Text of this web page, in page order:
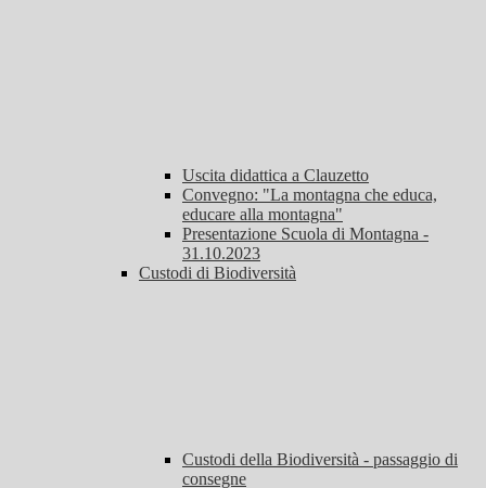
Uscita didattica a Clauzetto
Convegno: "La montagna che educa,
educare alla montagna"
Presentazione Scuola di Montagna -
31.10.2023
Custodi di Biodiversità
Custodi della Biodiversità - passaggio di
consegne